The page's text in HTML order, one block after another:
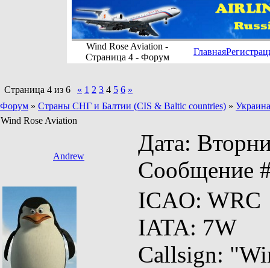
Wind Rose Aviation -
Страница 4 - Форум
Главная
Страница 4 из 6 « 1 2 3 4 5 6 »
Форум » Страны СНГ и Балтии (CIS & Baltic countries) »
Wind Rose Aviation
Andrew
Дата:
Сообщение
ICAO: WRC
IATA: 7W
Callsign: